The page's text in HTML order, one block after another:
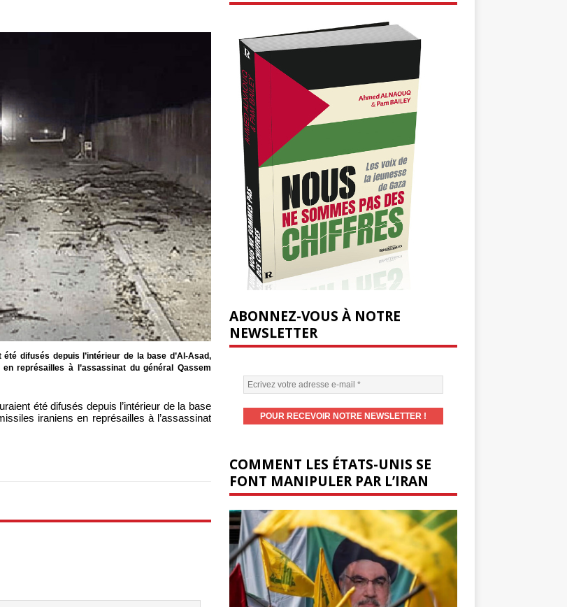
difusés depuis l’intérieur de la base d’Al-Asad,
représailles à l’assassinat du général Qassem
été difusés depuis l’intérieur de la base
iraniens en représailles à l’assassinat
ABONNEZ-VOUS À NOTRE
NEWSLETTER
COMMENT LES ÉTATS-UNIS SE
FONT MANIPULER PAR L’IRAN